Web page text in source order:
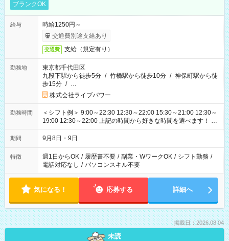
ブランクOK
給与
時給1250円～
交通費別途支給あり
交通費 支給（規定有り）
勤務地
東京都千代田区
九段下駅から徒歩5分 / 竹橋駅から徒歩10分 / 神保町駅から徒
歩15分 / …
株式会社ライブパワー
勤務時間
＜シフト例＞ 9:00～22:30 12:30～22:00 15:30～21:00 12:30～
19:00 12:30～22:00 上記の時間から好きな時間を選べます！ ※
時間は変更となる可能性があります
期間 9月8日・9日
特徴 週1日からOK / 履歴書不要 / 副業・WワークOK / シフト勤務 /
電話対応なし / パソコンスキル不要
気になる！ 応募する 詳細へ
掲載日：2026.08.04
未読